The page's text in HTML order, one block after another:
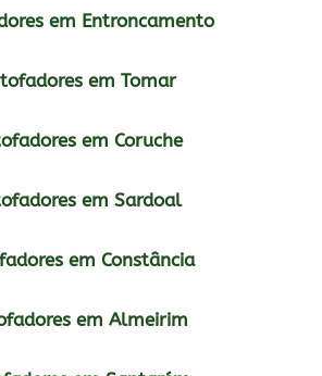
em Entroncamento
em Tomar
em Coruche
em Sardoal
em Constância
em Almeirim